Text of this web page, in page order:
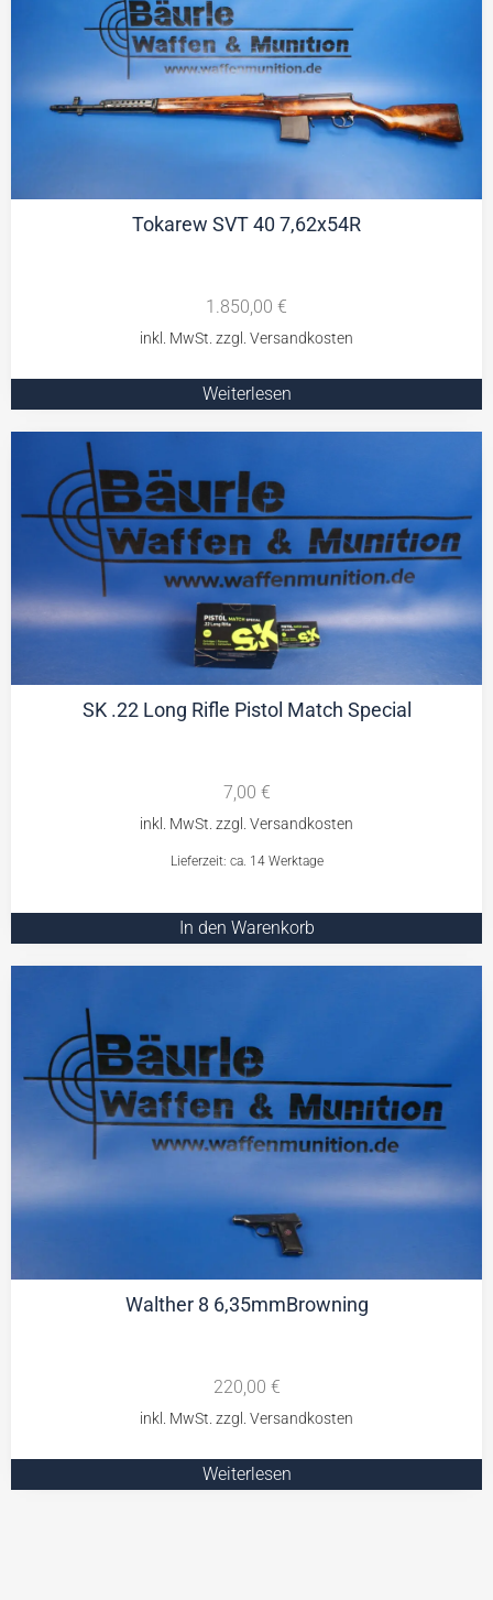
Tokarew SVT 40 7,62x54R
1.850,00 €
Weiterlesen
SK .22 Long Rifle Pistol Match Special
7,00 €
Lieferzeit: ca. 14 Werktage
In den Warenkorb
Walther 8 6,35mmBrowning
220,00 €
Weiterlesen